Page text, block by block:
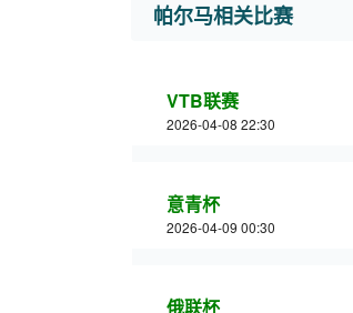
帕尔马相关比赛
VTB联赛
2026-04-08 22:30
意青杯
2026-04-09 00:30
俄联杯